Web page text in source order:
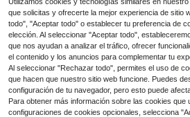
que solicitas y ofrecerte la mejor experiencia de sitio
todo", "Aceptar todo" o establecer tu preferencia de
elección. Al seleccionar "Aceptar todo",
que nos ayudan a analizar el tráfico, ofrecer
el contenido y los anuncios para complementar tu
Al seleccionar "Rechazar todo", permites el uso de
que hacen que nuestro sitio web funcione. Puedes
configuración de tu navegador, pero esto puede
Para obtener más información sobre las cookies que
configuraciones de cookies opcionales, selecciona